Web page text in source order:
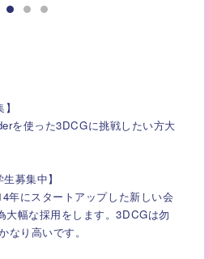
を使った3DCGに挑戦したい方大
募集中】
年にスタートアップした新しい会
大幅な採用をします。3DCGは勿
り高いです。